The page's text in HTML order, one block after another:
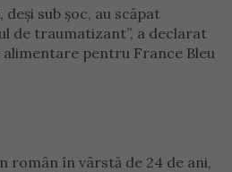
sub șoc, au scăpat
de traumatizant”, a declarat
pentru France Bleu
român în vârstă de 24 de ani,